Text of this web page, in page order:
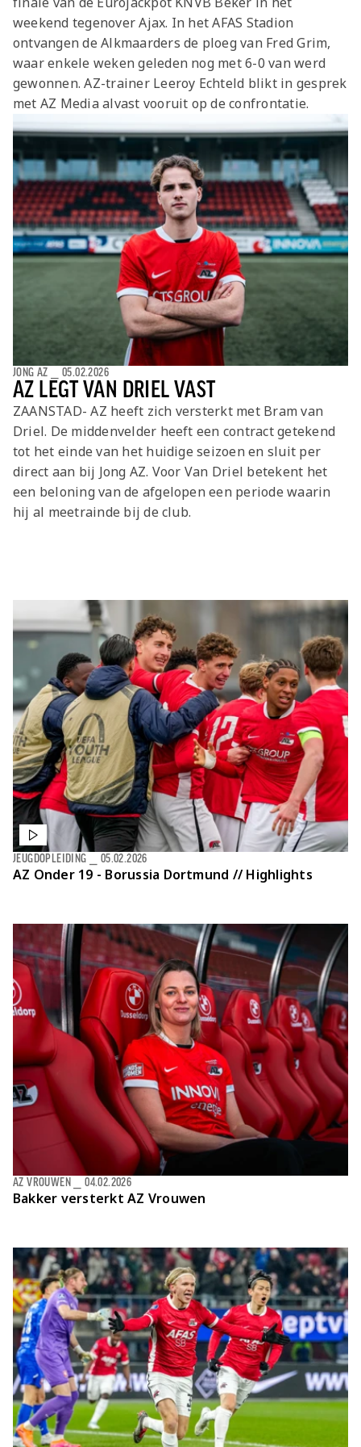
Jong AZ
Seizoenkaart
weekend tegenover Ajax. In het AFAS Stadion
ontvangen de Alkmaarders de ploeg van Fred Grim,
waar enkele weken geleden nog met 6-0 van werd
gewonnen. AZ-trainer Leeroy Echteld blikt in gesprek
met AZ Media alvast vooruit op de confrontatie.
AZ LEGT VAN DRIEL VAST
JONG AZ ⎯05.02.2026
ZAANSTAD- AZ heeft zich versterkt met Bram van
Driel. De middenvelder heeft een contract getekend
tot het einde van het huidige seizoen en sluit per
direct aan bij Jong AZ. Voor Van Driel betekent het
een beloning van de afgelopen een periode waarin
hij al meetrainde bij de club.
AZ Onder 19 - Borussia Dortmund // Highlights
JEUGDOPLEIDING 05.02.2026
Bakker versterkt AZ Vrouwen
AZ VROUWEN ⎯04.02.2026